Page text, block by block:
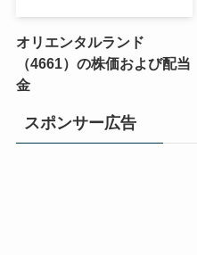
オリエンタルランド
（4661）の株価および配当
金
スポンサー広告